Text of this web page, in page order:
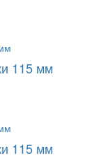
115 мм
115 мм